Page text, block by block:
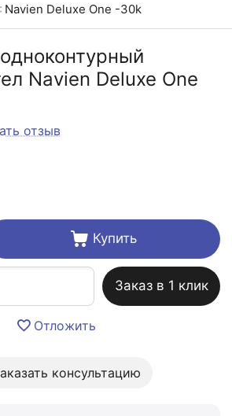
Navien Deluxe One -30k
Navien Deluxe One
отзыв
Купить
Заказ в 1 клик
Отложить
консультацию